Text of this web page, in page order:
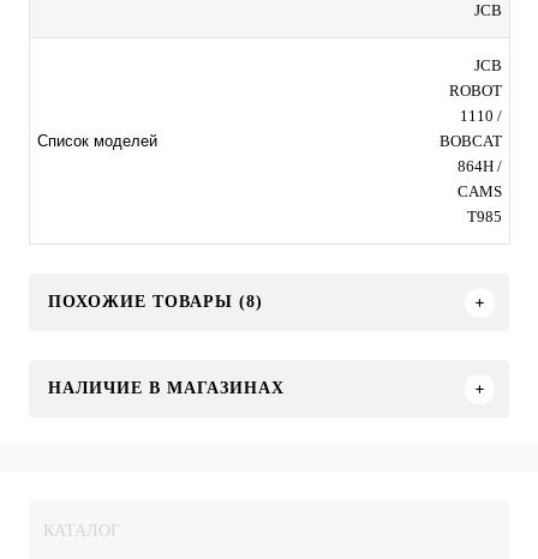
JCB
Список моделей
JCB
ROBOT
1110 /
BOBCAT
864H /
CAMS
T985
ПОХОЖИЕ ТОВАРЫ (8)
НАЛИЧИЕ В МАГАЗИНАХ
КАТАЛОГ